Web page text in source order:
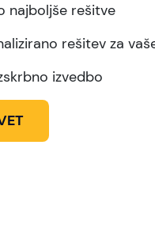
najboljše rešitve
rešitev za
izvedbo